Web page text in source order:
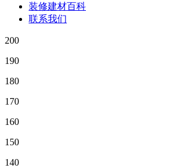
装修建材百科
联系我们
200
190
180
170
160
150
140